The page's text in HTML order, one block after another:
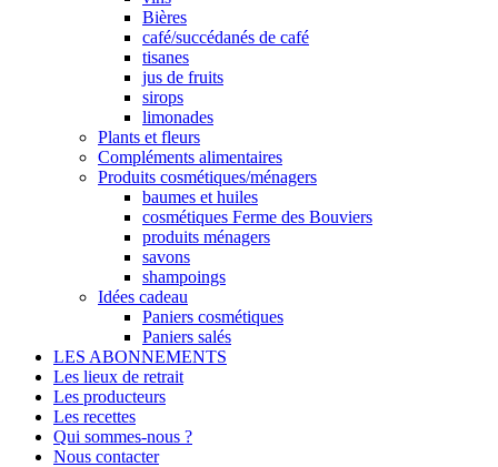
Bières
café/succédanés de café
tisanes
jus de fruits
sirops
limonades
Plants et fleurs
Compléments alimentaires
Produits cosmétiques/ménagers
baumes et huiles
cosmétiques Ferme des Bouviers
produits ménagers
savons
shampoings
Idées cadeau
Paniers cosmétiques
Paniers salés
LES ABONNEMENTS
Les lieux de retrait
Les producteurs
Les recettes
Qui sommes-nous ?
Nous contacter